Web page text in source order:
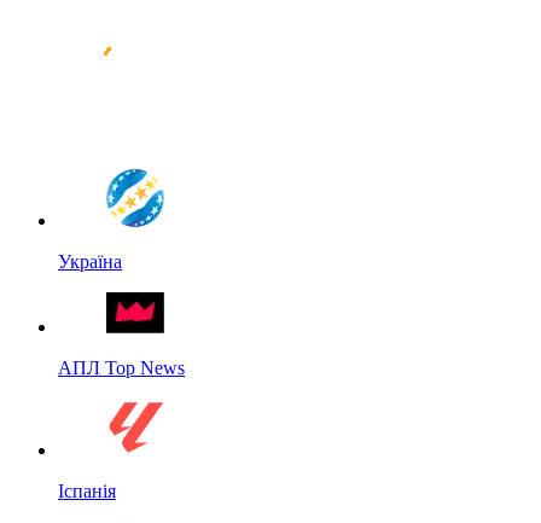
Україна
АПЛ Top News
Іспанія